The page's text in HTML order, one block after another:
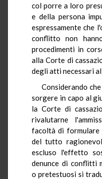
col porre a loro
e della persona
espressamente che
conflitto non
procedimenti in
alla Corte di
degli atti necessari
Considerando
sorgere in capo al
la Corte di
rivalutarne
facoltà di formulare
del tutto
escluso l'effetto
denunce di conflitti
o pretestuosi si